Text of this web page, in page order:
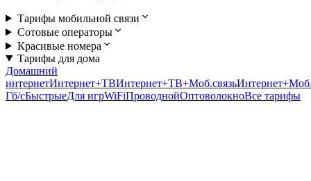
Тарифы мобильной связи
Сотовые операторы
Красивые номера
Тарифы для дома
Домашний
интернетИнтернет+ТВИнтернет+ТВ+Моб.связь
Гб/cБыстрыеДля игрWiFiПроводнойОптоволокноВсе тарифы